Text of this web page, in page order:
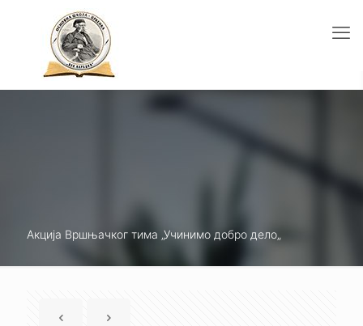
Акција Вршњачког тима „Учинимо добро дело„